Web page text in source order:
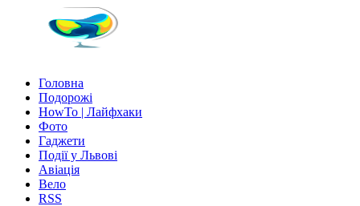
Головна
Подорожі
HowTo | Лайфхаки
Фото
Гаджети
Події у Львові
Авіація
Вело
RSS